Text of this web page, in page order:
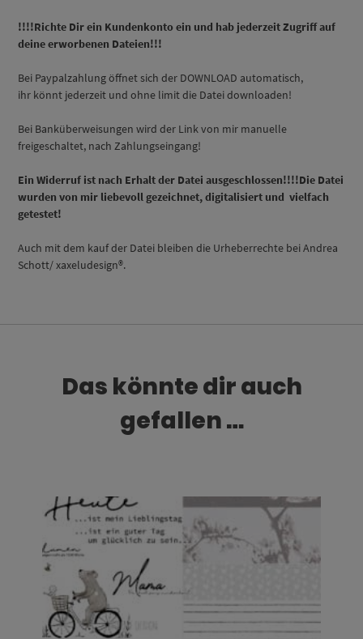
!!!!Richte Dir ein Kundenkonto ein und hab jederzeit Zugriff auf
deine erworbenen Dateien!!!
Bei Paypalzahlung öffnet sich der DOWNLOAD automatisch,
ihr könnt jederzeit und ohne limit die Datei downloaden!
Bei Banküberweisungen wird der Link von mir manuelle
freigeschaltet, nach Zahlungseingang!
Ein Widerruf ist nach Erhalt der Datei ausgeschlossen!!!!Die Datei
wurden von mir liebevoll gezeichnet, digitalisiert und vielfach
getestet!
Auch mit dem kauf der Datei bleiben die Urheberrechte bei Andrea
Schott/ xaxeludesign®.
Das könnte dir auch
gefallen …